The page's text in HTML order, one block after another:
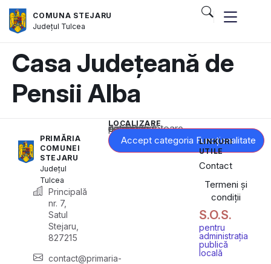
COMUNA STEJARU
Județul Tulcea
Casa Județeană de
Pensii Alba
PRIMĂRIA
COMUNEI
STEJARU
Județul
Tulcea
Principală
nr. 7,
Satul
Stejaru,
827215
contact@primaria-
LOCALIZARE
Acest conținut este blocat până când acceptați categoria corespunzătoare de cookie-uri.
Accept categoria Funcționalitate
LINKURI
UTILE
Contact
Termeni și
condiții
S.O.S.
pentru
administrația
publică
locală